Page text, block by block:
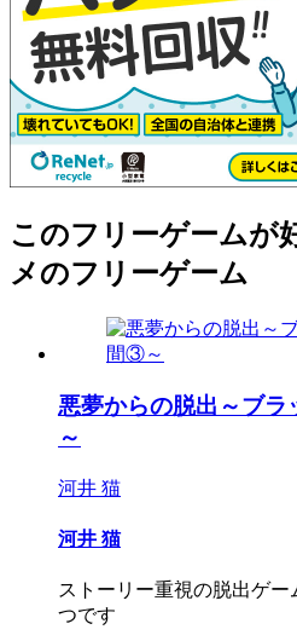
このフリーゲームが
メのフリーゲーム
悪夢からの脱出～ブ
～
河井 猫
河井 猫
ストーリー重視の脱出ゲ
つです